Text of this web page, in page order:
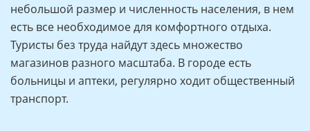
небольшой размер и численность населения, в нем
есть все необходимое для комфортного отдыха.
Туристы без труда найдут здесь множество
магазинов разного масштаба. В городе есть
больницы и аптеки, регулярно ходит общественный
транспорт.